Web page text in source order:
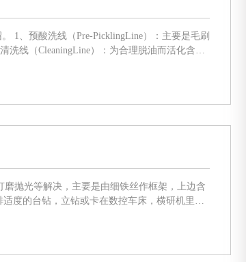
刷
抛光等解决，主要是由细铁丝作框架，上边含